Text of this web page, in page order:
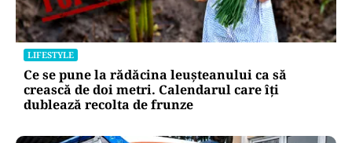
LIFESTYLE
Ce se pune la rădăcina leușteanului ca să
crească de doi metri. Calendarul care îți
dublează recolta de frunze